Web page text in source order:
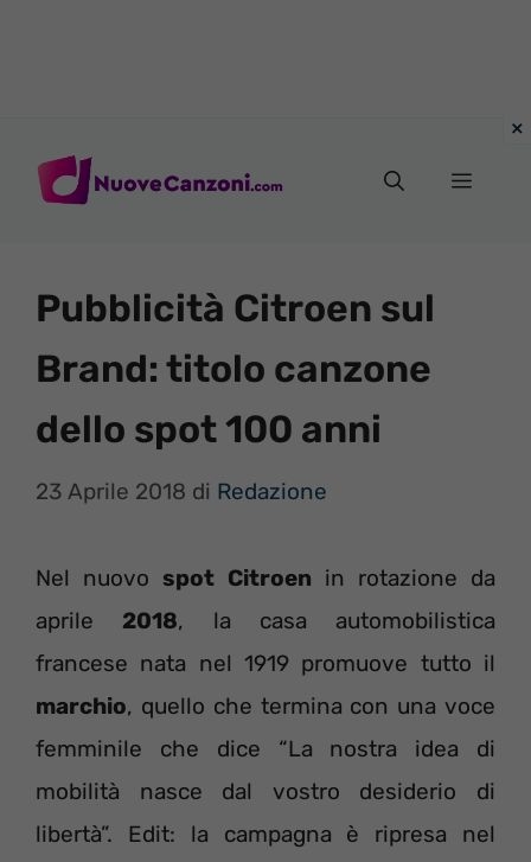
Menu
Pubblicità Citroen sul
Brand: titolo canzone
dello spot 100 anni
23 Aprile 2018 di Redazione
Nel nuovo spot Citroen in rotazione da
aprile 2018, la casa automobilistica
francese nata nel 1919 promuove tutto il
marchio, quello che termina con una voce
femminile che dice “La nostra idea di
mobilità nasce dal vostro desiderio di
libertà”. Edit: la campagna è ripresa nel